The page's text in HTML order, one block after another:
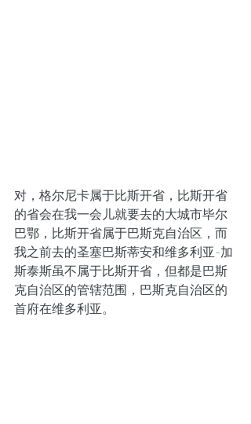
对，格尔尼卡属于比斯开省，比斯开省
的省会在我一会儿就要去的大城市毕尔
巴鄂，比斯开省属于巴斯克自治区，而
我之前去的圣塞巴斯蒂安和维多利亚-加
斯泰斯虽不属于比斯开省，但都是巴斯
克自治区的管辖范围，巴斯克自治区的
首府在维多利亚。